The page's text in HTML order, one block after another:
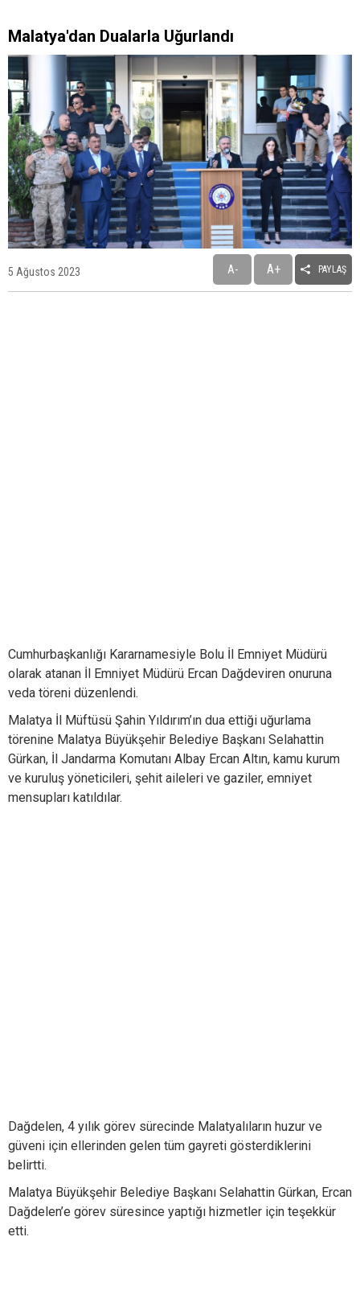
Malatya'dan Dualarla Uğurlandı
5 Ağustos 2023 A- A+ PAYLAŞ
Cumhurbaşkanlığı Kararnamesiyle Bolu İl Emniyet Müdürü
olarak atanan İl Emniyet Müdürü Ercan Dağdeviren onuruna
veda töreni düzenlendi.
Malatya İl Müftüsü Şahin Yıldırım’ın dua ettiği uğurlama
törenine Malatya Büyükşehir Belediye Başkanı Selahattin
Gürkan, İl Jandarma Komutanı Albay Ercan Altın, kamu kurum
ve kuruluş yöneticileri, şehit aileleri ve gaziler, emniyet
mensupları katıldılar.
Dağdelen, 4 yılık görev sürecinde Malatyalıların huzur ve
güveni için ellerinden gelen tüm gayreti gösterdiklerini
belirtti.
Malatya Büyükşehir Belediye Başkanı Selahattin Gürkan, Ercan
Dağdelen’e görev süresince yaptığı hizmetler için teşekkür
etti.